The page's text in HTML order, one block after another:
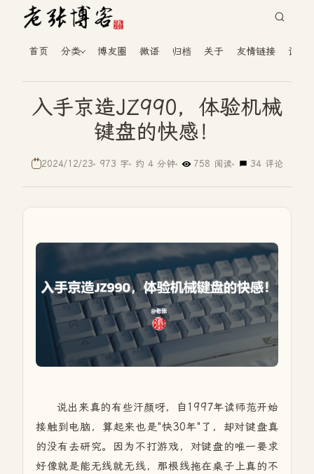
首页 分类 博友圈 微语 归档 关于 友情链接 读者
入手京造JZ990，体验机械
键盘的快感！
2024/12/23 973 字 约 4 分钟 758 阅读 34 评论
说出来真的有些汗颜呀，自1997年读师范开始
接触到电脑，算起来也是"快30年"了，却对键盘真
的没有去研究。因为不打游戏，对键盘的唯一要求
好像就是能无线就无线，那根线拖在桌子上真的不